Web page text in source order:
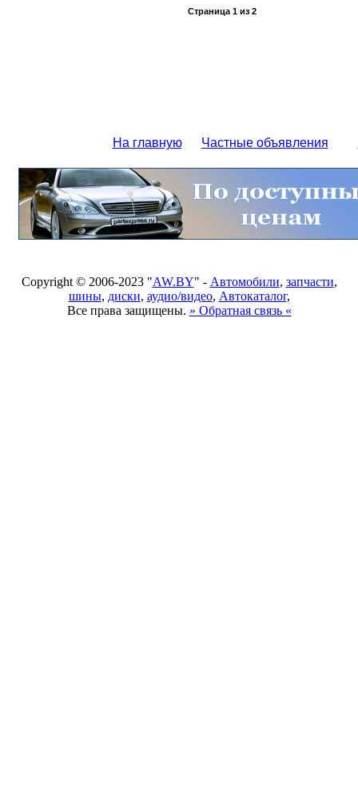
Страница 1из 2
На главную Частные объявления
Copyright © 2006-2023 "AW.BY" - Автомобили, запчасти,
шины, диски, аудио/видео, Автокаталог,
Все права защищены. » Обратная связь «